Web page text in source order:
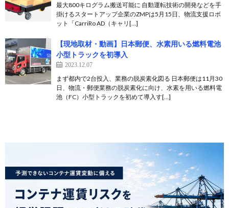
最大800キログラム搬送可能に 自動運転技術の開発などを手
掛けるスタートアップ企業のZMPは5月15日、物流支援ロボ
ット「CarriRo AD（キャリ[…]
【現地取材・動画】日本郵便、水素用いる燃料電池
小型トラックを初導入
2023.12.07
まず都内で2台投入、業務の脱炭素化図る 日本郵便は11月30
日、物流・郵便業務の脱炭素化に向け、水素を用いる燃料電
池（FC）小型トラックを初めて導入す[…]